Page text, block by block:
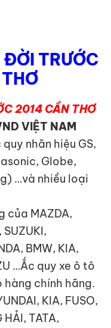
TRƯỚC
2014 CẦN THƠ
VIỆT NAM
nhãn hiệu GS,
Globe,
…và nhiều loại
của MAZDA,
SUZUKI,
BMW, KIA,
…Ắc quy xe ô tô
chính hãng.
KIA, FUSO,
HẢI, TATA,